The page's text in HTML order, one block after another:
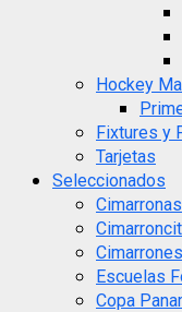
Hockey
Fixtures y
Tarjetas
Seleccionados
Cimarronas
Cimarrones
Escuelas
Copa